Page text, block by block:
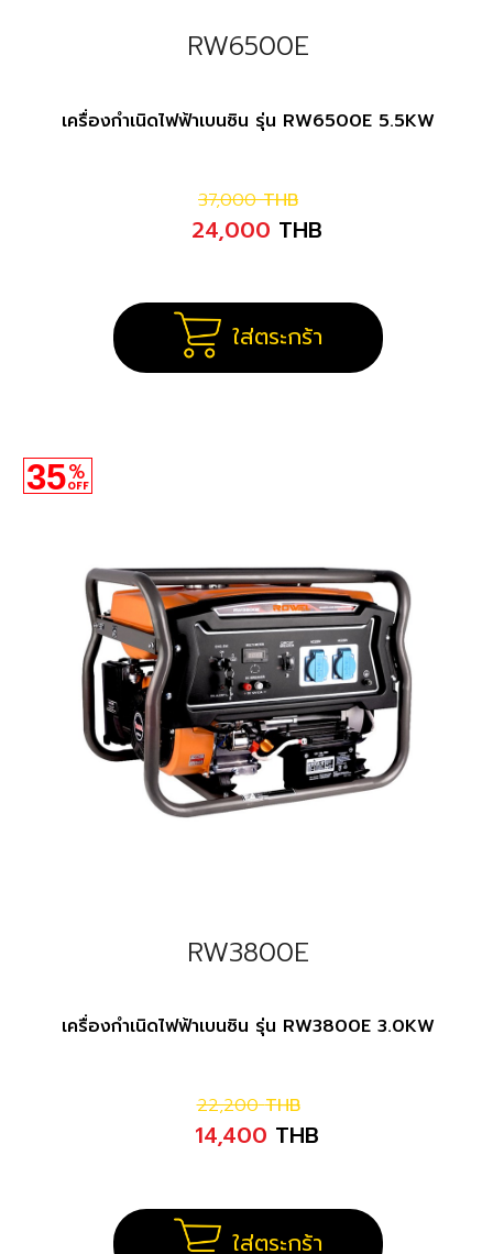
RW6500E
เครื่องกำเนิดไฟฟ้าเบนซิน รุ่น RW6500E 5.5KW
37,000 THB
24,000 THB
ใส่ตระกร้า
35%
OFF
RW3800E
เครื่องกำเนิดไฟฟ้าเบนซิน รุ่น RW3800E 3.0KW
22,200 THB
14,400 THB
ใส่ตระกร้า